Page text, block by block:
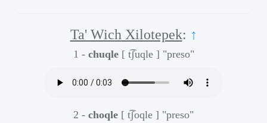
Ta' Wich Xilotepek: ↑
1 - chuqle [ t͡ʃuqle ] "preso"
2 - choqle [ t͡ʃoqle ] "preso"